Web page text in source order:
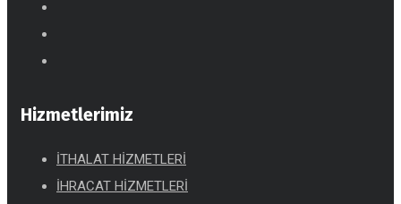
Hizmetlerimiz
İTHALAT HİZMETLERİ
İHRACAT HİZMETLERİ